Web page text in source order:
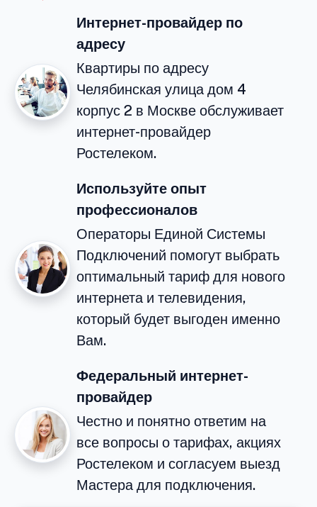
Интернет-провайдер по
адресу
Квартиры по адресу
Челябинская улица дом 4
корпус 2 в Москве обслуживает
интернет-провайдер
Ростелеком.
Используйте опыт
профессионалов
Операторы Единой Системы
Подключений помогут выбрать
оптимальный тариф для нового
интернета и телевидения,
который будет выгоден именно
Вам.
Федеральный интернет-
провайдер
Честно и понятно ответим на
все вопросы о тарифах, акциях
Ростелеком и согласуем выезд
Мастера для подключения.